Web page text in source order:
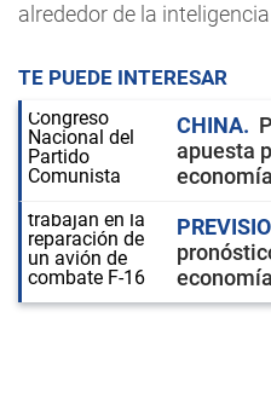
alrededor de la
TE PUEDE INTERESAR
CHINA
apuesta